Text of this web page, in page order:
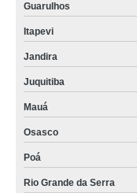
Guarulhos
Itapevi
Jandira
Juquitiba
Mauá
Osasco
Poá
Rio Grande da Serra